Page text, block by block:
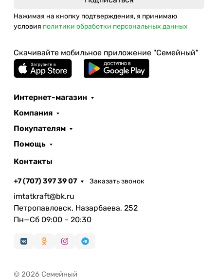
Нажимая на кнопку подтверждения, я принимаю
условия политики обработки персональных данных
Скачивайте мобильное приложение "Семейный"
Интернет-магазин
Компания
Покупателям
Помощь
Контакты
+7 (707) 397 39 07 Заказать звонок
imtatkraft@bk.ru
Петропавловск, Назарбаева, 252
Пн—Сб 09:00 – 20:30
© 2026 Семейный